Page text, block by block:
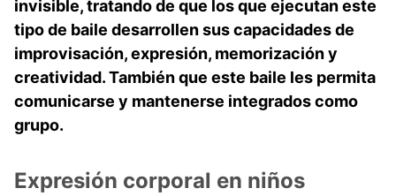
invisible, tratando de que los que ejecutan este
tipo de baile desarrollen sus capacidades de
improvisación, expresión, memorización y
creatividad. También que este baile les permita
comunicarse y mantenerse integrados como
grupo.
Expresión corporal en niños